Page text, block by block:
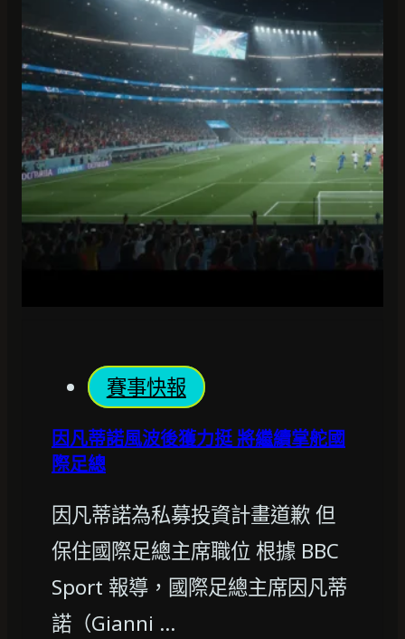
賽事快報
因凡蒂諾風波後獲力挺 將繼續掌舵國
際足總
因凡蒂諾為私募投資計畫道歉 但
保住國際足總主席職位 根據 BBC
Sport 報導，國際足總主席因凡蒂
諾（Gianni …